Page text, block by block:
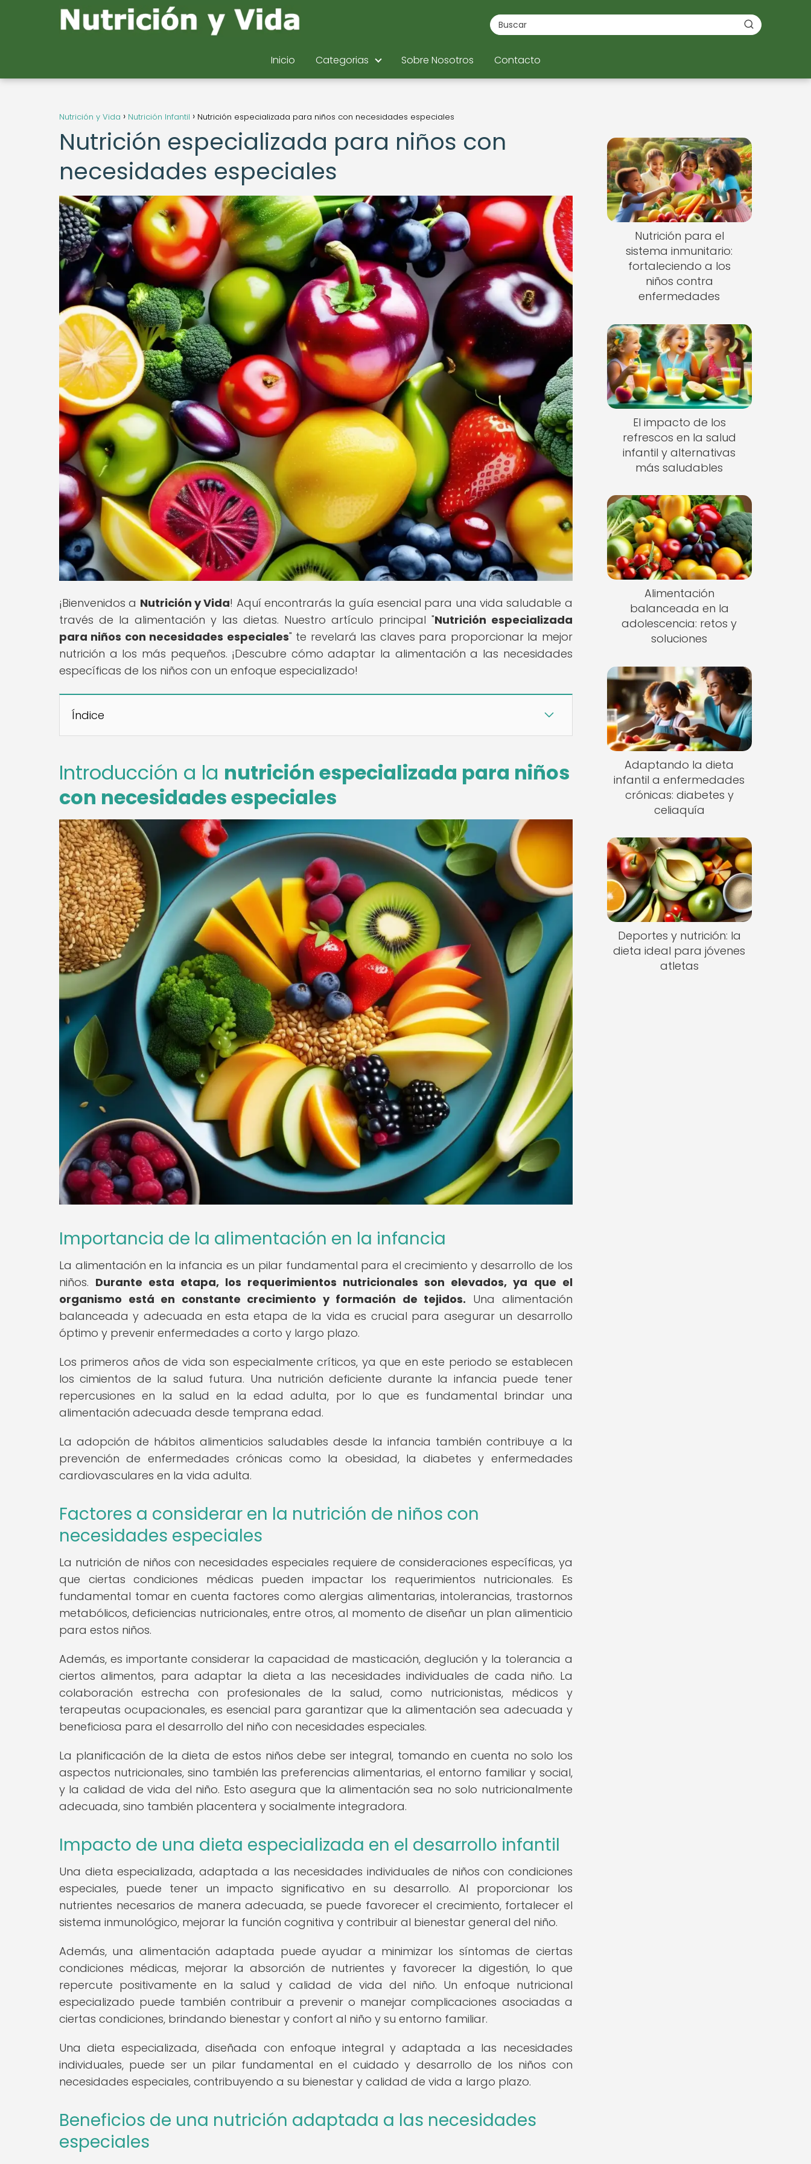
Inicio Categorias Sobre Nosotros Contacto
Nutrición y Vida Nutrición Infantil Nutrición especializada para niños con necesidades especiales
Nutrición especializada para niños con
necesidades especiales
¡Bienvenidos a Nutrición y Vida! Aquí encontrarás la guía esencial para una vida saludable a
través de la alimentación y las dietas. Nuestro artículo principal "Nutrición especializada
para niños con necesidades especiales" te revelará las claves para proporcionar la mejor
nutrición a los más pequeños. ¡Descubre cómo adaptar la alimentación a las necesidades
específicas de los niños con un enfoque especializado!
Índice
Introducción a la nutrición especializada para niños
con necesidades especiales
Importancia de la alimentación en la infancia
La alimentación en la infancia es un pilar fundamental para el crecimiento y desarrollo de los
niños. Durante esta etapa, los requerimientos nutricionales son elevados, ya que el
organismo está en constante crecimiento y formación de tejidos. Una alimentación
balanceada y adecuada en esta etapa de la vida es crucial para asegurar un desarrollo
óptimo y prevenir enfermedades a corto y largo plazo.
Los primeros años de vida son especialmente críticos, ya que en este periodo se establecen
los cimientos de la salud futura. Una nutrición deficiente durante la infancia puede tener
repercusiones en la salud en la edad adulta, por lo que es fundamental brindar una
alimentación adecuada desde temprana edad.
La adopción de hábitos alimenticios saludables desde la infancia también contribuye a la
prevención de enfermedades crónicas como la obesidad, la diabetes y enfermedades
cardiovasculares en la vida adulta.
Factores a considerar en la nutrición de niños con
necesidades especiales
La nutrición de niños con necesidades especiales requiere de consideraciones específicas, ya
que ciertas condiciones médicas pueden impactar los requerimientos nutricionales. Es
fundamental tomar en cuenta factores como alergias alimentarias, intolerancias, trastornos
metabólicos, deficiencias nutricionales, entre otros, al momento de diseñar un plan alimenticio
para estos niños.
Además, es importante considerar la capacidad de masticación, deglución y la tolerancia a
ciertos alimentos, para adaptar la dieta a las necesidades individuales de cada niño. La
colaboración estrecha con profesionales de la salud, como nutricionistas, médicos y
terapeutas ocupacionales, es esencial para garantizar que la alimentación sea adecuada y
beneficiosa para el desarrollo del niño con necesidades especiales.
La planificación de la dieta de estos niños debe ser integral, tomando en cuenta no solo los
aspectos nutricionales, sino también las preferencias alimentarias, el entorno familiar y social,
y la calidad de vida del niño. Esto asegura que la alimentación sea no solo nutricionalmente
adecuada, sino también placentera y socialmente integradora.
Impacto de una dieta especializada en el desarrollo infantil
Una dieta especializada, adaptada a las necesidades individuales de niños con condiciones
especiales, puede tener un impacto significativo en su desarrollo. Al proporcionar los
nutrientes necesarios de manera adecuada, se puede favorecer el crecimiento, fortalecer el
sistema inmunológico, mejorar la función cognitiva y contribuir al bienestar general del niño.
Además, una alimentación adaptada puede ayudar a minimizar los síntomas de ciertas
condiciones médicas, mejorar la absorción de nutrientes y favorecer la digestión, lo que
repercute positivamente en la salud y calidad de vida del niño. Un enfoque nutricional
especializado puede también contribuir a prevenir o manejar complicaciones asociadas a
ciertas condiciones, brindando bienestar y confort al niño y su entorno familiar.
Una dieta especializada, diseñada con enfoque integral y adaptada a las necesidades
individuales, puede ser un pilar fundamental en el cuidado y desarrollo de los niños con
necesidades especiales, contribuyendo a su bienestar y calidad de vida a largo plazo.
Beneficios de una nutrición adaptada a las necesidades
especiales
Nutrición para el
sistema inmunitario:
fortaleciendo a los
niños contra
enfermedades
El impacto de los
refrescos en la salud
infantil y alternativas
más saludables
Alimentación
balanceada en la
adolescencia: retos y
soluciones
Adaptando la dieta
infantil a enfermedades
crónicas: diabetes y
celiaquía
Deportes y nutrición: la
dieta ideal para jóvenes
atletas